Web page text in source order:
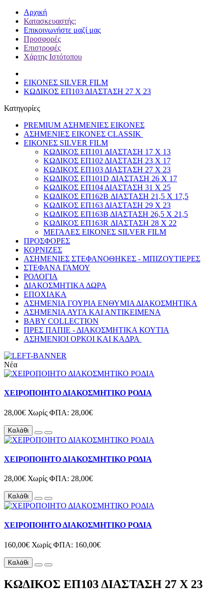
Αρχική
Κατασκευαστής:
Επικοινωνήστε μαζί μας
Προσφορές
Επιστροφές
Χάρτης Ιστότοπου
ΕΙΚΟΝΕΣ SILVER FILM
ΚΩΔΙΚΟΣ ΕΠ103 ΔΙΑΣΤΑΣΗ 27 Χ 23
Κατηγορίες
PREMIUM ΑΣΗΜΕΝΙΕΣ ΕΙΚΟΝΕΣ
ΑΣΗΜΕΝΙΕΣ ΕΙΚΟΝΕΣ CLASSIK
ΕΙΚΟΝΕΣ SILVER FILM
ΚΩΔΙΚΟΣ ΕΠ101 ΔΙΑΣΤΑΣΗ 17 Χ 13
ΚΩΔΙΚΟΣ ΕΠ102 ΔΙΑΣΤΑΣΗ 23 Χ 17
ΚΩΔΙΚΟΣ ΕΠ103 ΔΙΑΣΤΑΣΗ 27 Χ 23
ΚΩΔΙΚΟΣ ΕΠ101D ΔΙΑΣΤΑΣΗ 26 Χ 17
ΚΩΔΙΚΟΣ ΕΠ104 ΔΙΑΣΤΑΣΗ 31 Χ 25
ΚΩΔΙΚΟΣ ΕΠ162Β ΔΙΑΣΤΑΣΗ 21,5 Χ 17,5
ΚΩΔΙΚΟΣ ΕΠ163 ΔΙΑΣΤΑΣΗ 29 Χ 23
ΚΩΔΙΚΟΣ ΕΠ163Β ΔΙΑΣΤΑΣΗ 26,5 Χ 21,5
ΚΩΔΙΚΟΣ ΕΠ163R ΔΙΑΣΤΑΣΗ 28 Χ 22
ΜΕΓΑΛΕΣ ΕΙΚΟΝΕΣ SILVER FILM
ΠΡΟΣΦΟΡΕΣ
ΚΟΡΝΙΖΕΣ
ΑΣΗΜΕΝΙΕΣ ΣΤΕΦΑΝΟΘΗΚΕΣ - ΜΠΙΖΟΥΤΙΕΡΕΣ
ΣΤΕΦΑΝΑ ΓΑΜΟΥ
ΡΟΛΟΓΙΑ
ΔΙΑΚΟΣΜΗΤΙΚΑ ΔΩΡΑ
ΕΠΟΧΙΑΚΑ
ΑΣΗΜΕΝΙΑ ΓΟΥΡΙΑ ΕΝΘΥΜΙΑ ΔΙΑΚΟΣΜΗΤΙΚΑ
ΑΣΗΜΕΝΙΑ ΑΥΓΑ ΚΑΙ ΑΝΤΙΚΕΙΜΕΝΑ
BABY COLLECTION
ΠΡΕΣ ΠΑΠΙΕ - ΔΙΑΚΟΣΜΗΤΙΚΑ ΚΟΥΤΙΑ
ΑΣΗΜΕΝΙΟΙ ΟΡΚΟΙ ΚΑΙ ΚΑΔΡΑ
Νέα
ΧΕΙΡΟΠΟΙΗΤΟ ΔΙΑΚΟΣΜΗΤΙΚΟ ΡΟΔΙΑ
28,00€ Χωρίς ΦΠΑ: 28,00€
Καλάθι
ΧΕΙΡΟΠΟΙΗΤΟ ΔΙΑΚΟΣΜΗΤΙΚΟ ΡΟΔΙΑ
28,00€ Χωρίς ΦΠΑ: 28,00€
Καλάθι
ΧΕΙΡΟΠΟΙΗΤΟ ΔΙΑΚΟΣΜΗΤΙΚΟ ΡΟΔΙΑ
160,00€ Χωρίς ΦΠΑ: 160,00€
Καλάθι
ΚΩΔΙΚΟΣ ΕΠ103 ΔΙΑΣΤΑΣΗ 27 Χ 23